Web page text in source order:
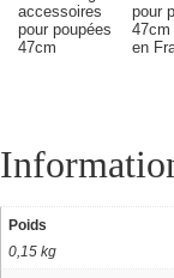
Poids
0,15 kg